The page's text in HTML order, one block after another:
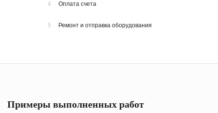
4 Оплата счета
5 Ремонт и отправка оборудования
Примеры выполненных работ